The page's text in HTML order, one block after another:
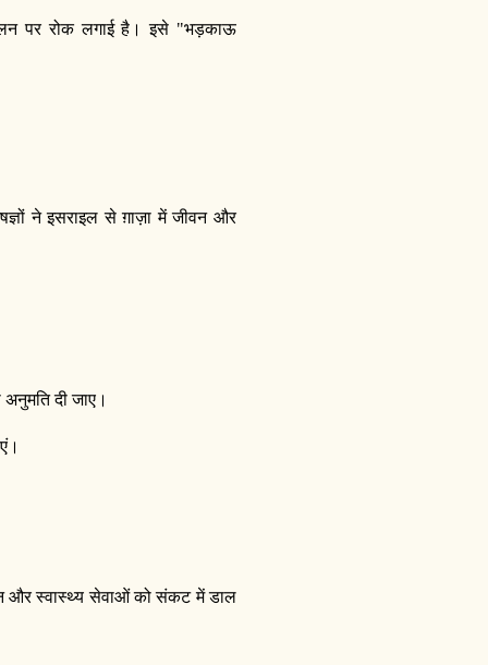
पर रोक लगाई है। इसे "भड़काऊ
ने इसराइल से ग़ाज़ा में जीवन और
अनुमति दी जाए।
और स्वास्थ्य सेवाओं को संकट में डाल